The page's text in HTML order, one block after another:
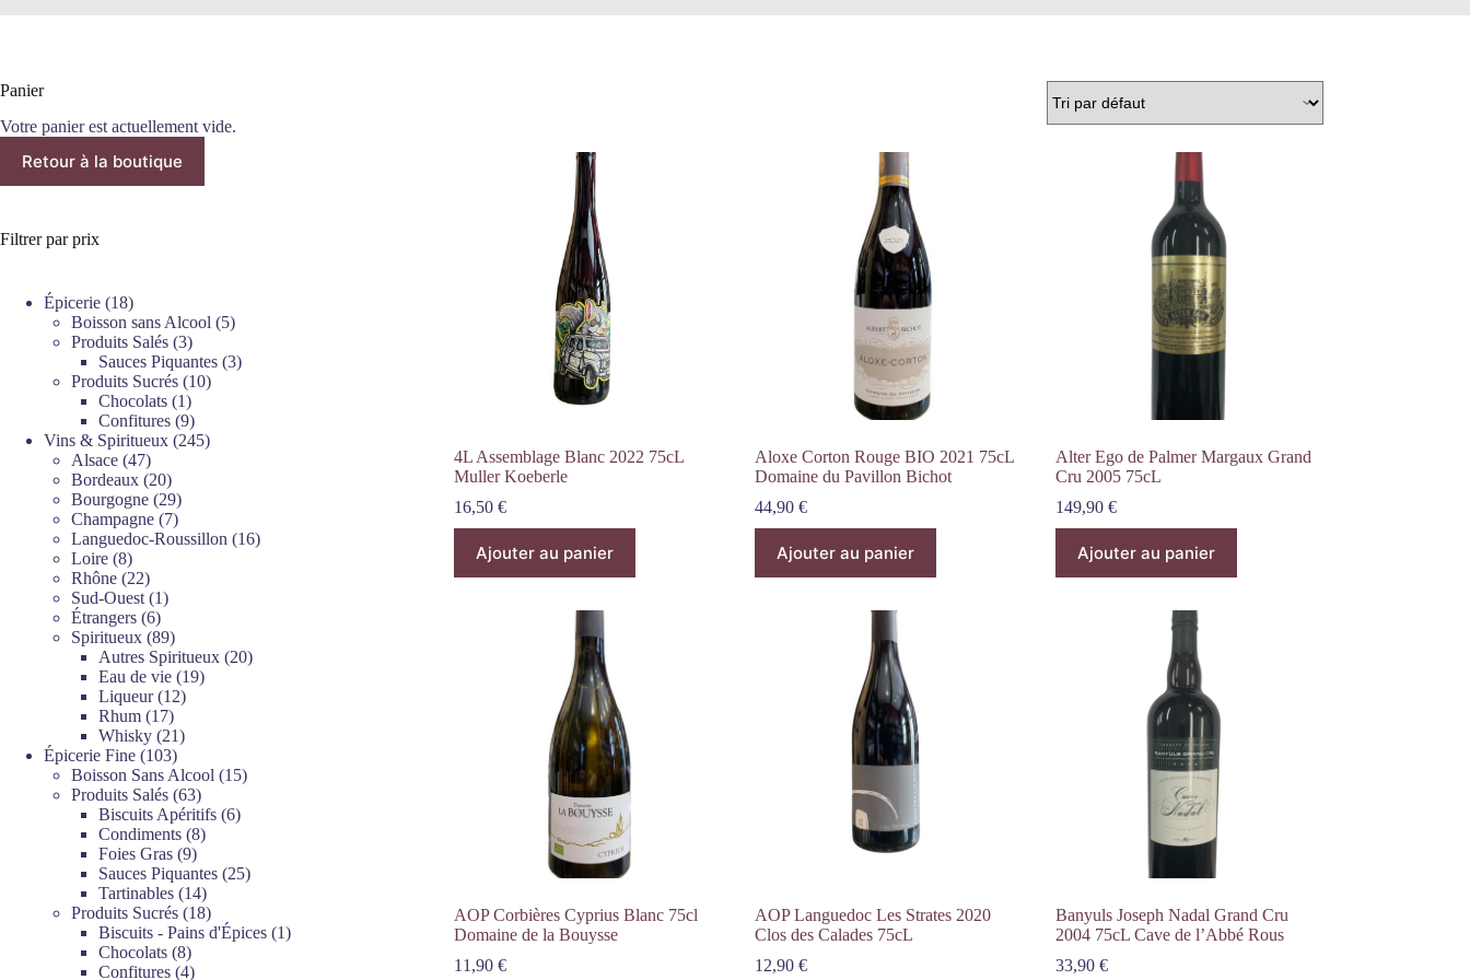
4L Assemblage Blanc 2022 75cL
Muller Koeberle
16,50 €
Ajouter au panier
Aloxe Corton Rouge BIO 2021 75cL
Domaine du Pavillon Bichot
44,90 €
Ajouter au panier
Alter Ego de Palmer Margaux Grand
Cru 2005 75cL
149,90 €
Ajouter au panier
AOP Corbières Cyprius Blanc 75cl
Domaine de la Bouysse
11,90 €
AOP Languedoc Les Strates 2020
Clos des Calades 75cL
12,90 €
Banyuls Joseph Nadal Grand Cru
2004 75cL Cave de l’Abbé Rous
33,90 €
Panier
Votre panier est actuellement vide.
Retour à la boutique
Filtrer par prix
Épicerie 1818
produits
Boisson sans Alcool 55
Produits Salés 33
produits
Sauces Piquantes 33
Produits Sucrés 1010
Chocolats 11
produit
Confitures 99
produits
Vins & Spiritueux 245245
Alsace 4747
produits
Bordeaux 2020
produits
Bourgogne 2929
produits
Champagne 77
produits
Languedoc-Roussillon 1616
Loire 88
produits
Rhône 2222
produits
Sud-Ouest 11
Étrangers 66
produits
Spiritueux 8989
produits
Autres Spiritueux 2020
Eau de vie 1919
Liqueur 1212
Rhum 1717
produits
Whisky 2121
Épicerie Fine 103103
produits
Boisson Sans Alcool 1515
Produits Salés 6363
produits
Biscuits Apéritifs 66
Condiments 88
Foies Gras 99
produits
Sauces Piquantes 2525
Tartinables 1414
produits
Produits Sucrés 1818
produits
Biscuits - Pains d'Épices 11
Chocolats 88
produits
Confitures 44